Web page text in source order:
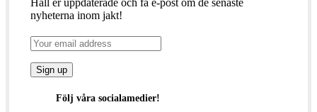
nyheterna inom jakt!
Följ våra socialamedier!